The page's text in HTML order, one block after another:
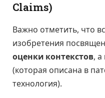
Claims)
Важно отметить, что
изобретения
оценки контекстов,
(которая описана в
технология).